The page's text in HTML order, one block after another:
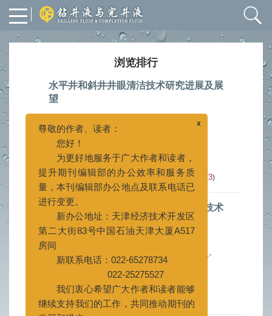
浏览排行
水平井和斜井井眼清洁技术研究进展及展
望
2023, 40(1): 1-19. doi:
5620.2023.01.001
摘要 14040 HTML 4217
PDF (3943KB)(368) [施引文献] 23)
重晶石滤饼堵塞机理与螯合解堵决策技术
论评
韦仲进
2020, 37(6): 685-693.
doi:10.3969/j.issn.1001-
5620.2020.06.002
摘要(9946) PDF (5710KB)(4509
[施引文献](11)
您好！
为更好地服务于广大作者和读者，
提升期刊编辑部的办公效率和服务质
量，本刊编辑部办公地点及联系电话已
进行变更。
新办公地址：天津经济技术开发区
第二大街83号中国石油天津大厦A517
房间
022-25275527
我们衷心希望广大作者和读者能够
继续支持我们的工作，共同推动期刊的
发展和进步。